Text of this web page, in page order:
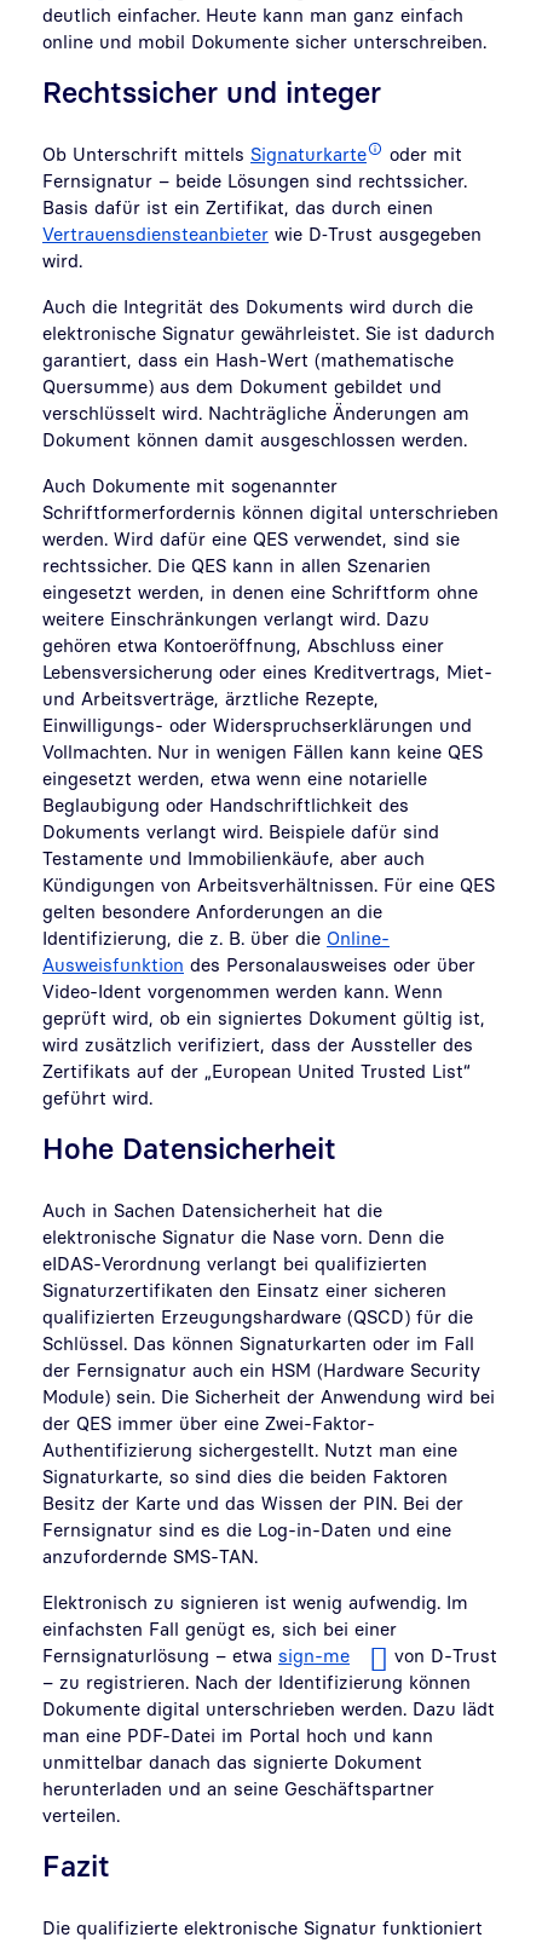
deutlich einfacher. Heute kann man ganz einfach
online und mobil Dokumente sicher unterschreiben.
Rechtssicher und integer
Ob Unterschrift mittels Signaturkarte
oder mit
Fernsignatur – beide Lösungen sind rechtssicher.
Basis dafür ist ein Zertifikat, das durch einen
Vertrauensdiensteanbieter wie D‑Trust ausgegeben
wird.
Auch die Integrität des Dokuments wird durch die
elektronische Signatur gewährleistet. Sie ist dadurch
garantiert, dass ein Hash-Wert (mathematische
Quersumme) aus dem Dokument gebildet und
verschlüsselt wird. Nachträgliche Änderungen am
Dokument können damit ausgeschlossen werden.
Auch Dokumente mit sogenannter
Schriftformerfordernis können digital unterschrieben
werden. Wird dafür eine QES verwendet, sind sie
rechtssicher. Die QES kann in allen Szenarien
eingesetzt werden, in denen eine Schriftform ohne
weitere Einschränkungen verlangt wird. Dazu
gehören etwa Kontoeröffnung, Abschluss einer
Lebensversicherung oder eines Kreditvertrags, Miet-
und Arbeitsverträge, ärztliche Rezepte,
Einwilligungs- oder Widerspruchserklärungen und
Vollmachten. Nur in wenigen Fällen kann keine QES
eingesetzt werden, etwa wenn eine notarielle
Beglaubigung oder Handschriftlichkeit des
Dokuments verlangt wird. Beispiele dafür sind
Testamente und Immobilienkäufe, aber auch
Kündigungen von Arbeitsverhältnissen. Für eine QES
gelten besondere Anforderungen an die
Identifizierung, die z. B. über die Online-
Ausweisfunktion des Personalausweises oder über
Video-Ident vorgenommen werden kann. Wenn
geprüft wird, ob ein signiertes Dokument gültig ist,
wird zusätzlich verifiziert, dass der Aussteller des
Zertifikats auf der „European United Trusted List“
geführt wird.
Hohe Datensicherheit
Auch in Sachen Datensicherheit hat die
elektronische Signatur die Nase vorn. Denn die
eIDAS-Verordnung verlangt bei qualifizierten
Signaturzertifikaten den Einsatz einer sicheren
qualifizierten Erzeugungshardware (QSCD) für die
Schlüssel. Das können Signaturkarten oder im Fall
der Fernsignatur auch ein HSM (Hardware Security
Module) sein. Die Sicherheit der Anwendung wird bei
der QES immer über eine Zwei-Faktor-
Authentifizierung sichergestellt. Nutzt man eine
Signaturkarte, so sind dies die beiden Faktoren
Besitz der Karte und das Wissen der PIN. Bei der
Fernsignatur sind es die Log-in-Daten und eine
anzufordernde SMS-TAN.
Elektronisch zu signieren ist wenig aufwendig. Im
einfachsten Fall genügt es, sich bei einer
Fernsignaturlösung – etwa sign-me
von D-Trust
– zu registrieren. Nach der Identifizierung können
Dokumente digital unterschrieben werden. Dazu lädt
man eine PDF-Datei im Portal hoch und kann
unmittelbar danach das signierte Dokument
herunterladen und an seine Geschäftspartner
verteilen.
Fazit
Die qualifizierte elektronische Signatur funktioniert